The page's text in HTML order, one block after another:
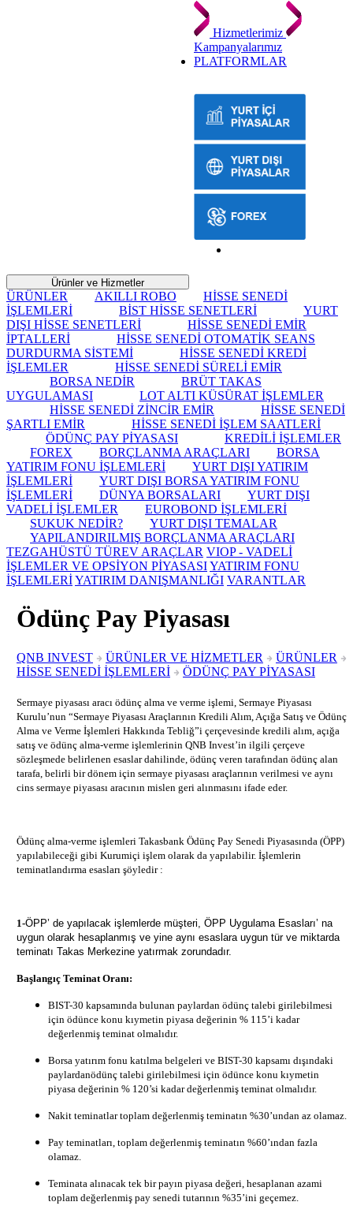
Hizmetlerimiz
Kampanyalarımız
PLATFORMLAR
Ürünler ve Hizmetler
ÜRÜNLER AKILLI ROBO
HİSSE SENEDİ
İŞLEMLERİ
BİST HİSSE SENETLERİ
YURT
DIŞI HİSSE SENETLERİ
HİSSE SENEDİ EMİR
İPTALLERİ
HİSSE SENEDİ OTOMATİK SEANS
DURDURMA SİSTEMİ
HİSSE SENEDİ KREDİ
İŞLEMLER
HİSSE SENEDİ SÜRELİ EMİR
BORSA NEDİR
BRÜT TAKAS
UYGULAMASI
LOT ALTI KÜSÜRAT İŞLEMLER
HİSSE SENEDİ ZİNCİR EMİR
HİSSE SENEDİ
ŞARTLI EMİR
HİSSE SENEDİ İŞLEM SAATLERİ
ÖDÜNÇ PAY PİYASASI
KREDİLİ İŞLEMLER
FOREX
BORÇLANMA ARAÇLARI
BORSA
YATIRIM FONU İŞLEMLERİ
YURT DIŞI YATIRIM
İŞLEMLERİ
YURT DIŞI BORSA YATIRIM FONU
İŞLEMLERİ
DÜNYA BORSALARI
YURT DIŞI
VADELİ İŞLEMLER
EUROBOND İŞLEMLERİ
SUKUK NEDİR?
YURT DIŞI TEMALAR
YAPILANDIRILMIŞ BORÇLANMA ARAÇLARI
TEZGAHÜSTÜ TÜREV ARAÇLAR VIOP - VADELİ
İŞLEMLER VE OPSİYON PİYASASIYATIRIM FONU
İŞLEMLERİYATIRIM DANIŞMANLIĞI VARANTLAR
Ödünç Pay Piyasası
QNB INVEST ÜRÜNLER VE HİZMETLER
ÜRÜNLER
HİSSE SENEDİ İŞLEMLERİ
ÖDÜNÇ PAY PİYASASI
Sermaye piyasası aracı ödünç alma ve verme işlemi, Sermaye Piyasası
Kurulu’nun “Sermaye Piyasası Araçlarının Kredili Alım, Açığa Satış ve Ödünç
Alma ve Verme İşlemleri Hakkında Tebliğ”i çerçevesinde kredili alım, açığa
satış ve ödünç alma-verme işlemlerinin QNB Invest’in ilgili çerçeve
sözleşmede belirlenen esaslar dahilinde, ödünç veren tarafından ödünç alan
tarafa, belirli bir dönem için sermaye piyasası araçlarının verilmesi ve aynı
cins sermaye piyasası aracının mislen geri alınmasını ifade eder.
Ödünç alma-verme işlemleri Takasbank Ödünç Pay Senedi Piyasasında (ÖPP)
yapılabileceği gibi Kurumiçi işlem olarak da yapılabilir. İşlemlerin
teminatlandırma esasları şöyledir :
1-ÖPP’ de yapılacak işlemlerde müşteri, ÖPP Uygulama Esasları’ na
uygun olarak hesaplanmış ve yine aynı esaslara uygun tür ve miktarda
teminatı Takas Merkezine yatırmak zorundadır.
Başlangıç Teminat Oranı:
BIST-30 kapsamında bulunan paylardan ödünç talebi girilebilmesi
için ödünce konu kıymetin piyasa değerinin % 115’i kadar
değerlenmiş teminat olmalıdır.
Borsa yatırım fonu katılma belgeleri ve BIST-30 kapsamı dışındaki
paylardanödünç talebi girilebilmesi için ödünce konu kıymetin
piyasa değerinin % 120’si kadar değerlenmiş teminat olmalıdır.
Nakit teminatlar toplam değerlenmiş teminatın %30’undan az olamaz.
Pay teminatları, toplam değerlenmiş teminatın %60’ından fazla
olamaz.
Teminata alınacak tek bir payın piyasa değeri, hesaplanan azami
toplam değerlenmiş pay senedi tutarının %35’ini geçemez.